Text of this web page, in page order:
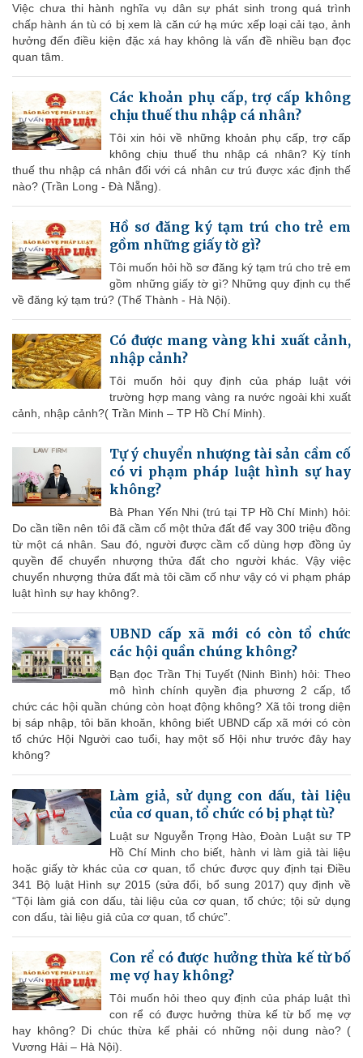
Việc chưa thi hành nghĩa vụ dân sự phát sinh trong quá trình
chấp hành án tù có bị xem là căn cứ hạ mức xếp loại cải tạo, ảnh
hưởng đến điều kiện đặc xá hay không là vấn đề nhiều bạn đọc
quan tâm.
Các khoản phụ cấp, trợ cấp không
chịu thuế thu nhập cá nhân?
Tôi xin hỏi về những khoản phụ cấp, trợ cấp
không chịu thuế thu nhập cá nhân? Kỳ tính
thuế thu nhập cá nhân đối với cá nhân cư trú được xác định thế
nào? (Trần Long - Đà Nẵng).
Hồ sơ đăng ký tạm trú cho trẻ em
gồm những giấy tờ gì?
Tôi muốn hỏi hồ sơ đăng ký tạm trú cho trẻ em
gồm những giấy tờ gì? Những quy định cụ thể
về đăng ký tạm trú? (Thế Thành - Hà Nội).
Có được mang vàng khi xuất cảnh,
nhập cảnh?
Tôi muốn hỏi quy định của pháp luật với
trường hợp mang vàng ra nước ngoài khi xuất
cảnh, nhập cảnh?( Trần Minh – TP Hồ Chí Minh).
Tự ý chuyển nhượng tài sản cầm cố
có vi phạm pháp luật hình sự hay
không?
Bà Phan Yến Nhi (trú tại TP Hồ Chí Minh) hỏi:
Do cần tiền nên tôi đã cầm cố một thửa đất để vay 300 triệu đồng
từ một cá nhân. Sau đó, người được cầm cố dùng hợp đồng ủy
quyền để chuyển nhượng thửa đất cho người khác. Vậy việc
chuyển nhượng thửa đất mà tôi cầm cố như vậy có vi phạm pháp
luật hình sự hay không?.
UBND cấp xã mới có còn tổ chức
các hội quần chúng không?
Bạn đọc Trần Thị Tuyết (Ninh Bình) hỏi: Theo
mô hình chính quyền địa phương 2 cấp, tổ
chức các hội quần chúng còn hoạt động không? Xã tôi trong diện
bị sáp nhập, tôi băn khoăn, không biết UBND cấp xã mới có còn
tổ chức Hội Người cao tuổi, hay một số Hội như trước đây hay
không?
Làm giả, sử dụng con dấu, tài liệu
của cơ quan, tổ chức có bị phạt tù?
Luật sư Nguyễn Trọng Hào, Đoàn Luật sư TP
Hồ Chí Minh cho biết, hành vi làm giả tài liệu
hoặc giấy tờ khác của cơ quan, tổ chức được quy định tại Điều
341 Bộ luật Hình sự 2015 (sửa đổi, bổ sung 2017) quy định về
“Tội làm giả con dấu, tài liệu của cơ quan, tổ chức; tội sử dụng
con dấu, tài liệu giả của cơ quan, tổ chức”.
Con rể có được hưởng thừa kế từ bố
mẹ vợ hay không?
Tôi muốn hỏi theo quy định của pháp luật thì
con rể có được hưởng thừa kế từ bố mẹ vợ
hay không? Di chúc thừa kế phải có những nội dung nào? (
Vương Hải – Hà Nội).